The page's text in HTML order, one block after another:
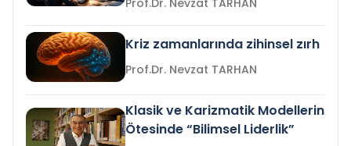
Prof.Dr. Nevzat TARHAN
Kriz zamanlarında zihinsel zırh
Prof.Dr. Nevzat TARHAN
Klasik ve Karizmatik Modellerin
Ötesinde “Bilimsel Liderlik”